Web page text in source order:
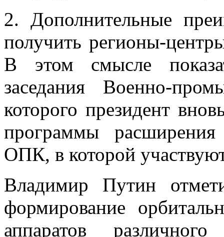
2. Дополнительные
получить регионы-
В этом смысле
заседания Военно-
которого президент
программы
ОПК, в которой
Владимир Путин
формирование
аппаратов